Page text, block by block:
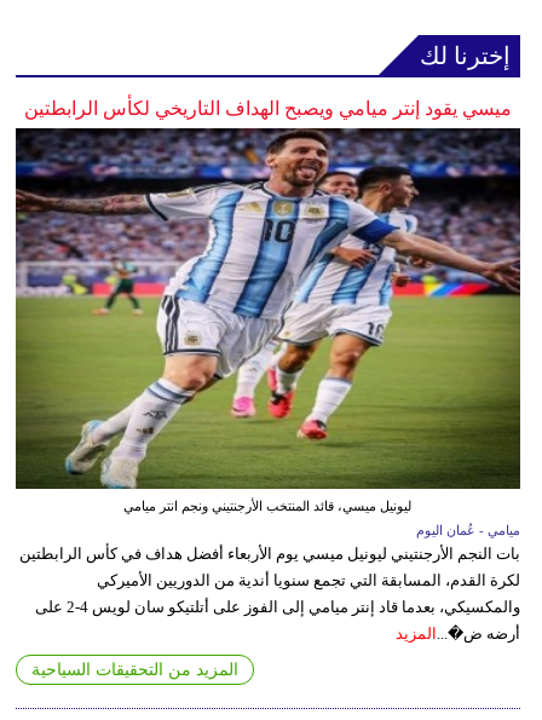
إخترنا لك
ميسي يقود إنتر ميامي ويصبح الهداف التاريخي لكأس الرابطتين
ليونيل ميسي، قائد المنتخب الأرجنتيني ونجم انتر ميامي
ميامي - عُمان اليوم
بات النجم الأرجنتيني ليونيل ميسي يوم الأربعاء أفضل هداف في كأس الرابطتين
لكرة القدم، المسابقة التي تجمع سنويا أندية من الدوريين الأميركي
والمكسيكي، بعدما قاد إنتر ميامي إلى الفوز على أتلتيكو سان لويس 4-2 على
أرضه ض�...
المزيد
المزيد من التحقيقات السياحية